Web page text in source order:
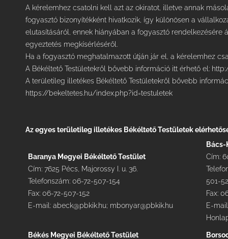
A kérelemhez csatolni kell azt az okiratot, illetve annak
fogyasztó bizonyítékként hivatkozik, így különösen a
elutasításáról, ennek hiányában a fogyasztó rendelkezésére
egyeztetés megkísérléséről.
Ha a fogyasztó meghatalmazott útján jár el, a kérelemhez
A Békéltető Testületekről bővebb információ itt érhető el:
A területileg illetékes Békéltető Testületekről bővebb
https://bekeltetes.hu/index.php?id=testuletek
Az egyes területileg illetékes Békéltető Testületek
Baranya Megyei Békéltető Testület
Cím: 7625 Pécs, Majorossy I. u. 36.
Telefonszám: 06-72-507-154
Fax: 06-72-507-152
E-mail: abeck@pbkik.hu; mbonyar@pbkik.hu
Bács-
Cím:
501-
Fax:
E-
Békés Megyei Békéltető Testület